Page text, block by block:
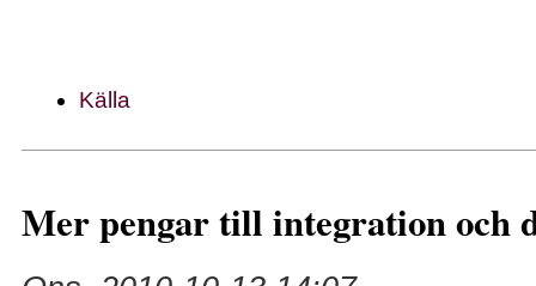
Källa
Mer pengar till integration och